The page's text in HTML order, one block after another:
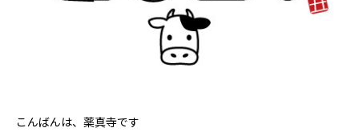
こんばんは、薬真寺です